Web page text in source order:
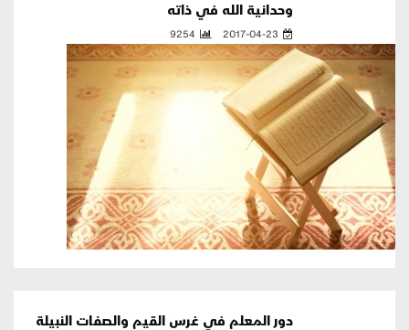
وحدانية الله في ذاته
2017-04-23
9254
دور المعلم في غرس القيم والصفات النبيلة